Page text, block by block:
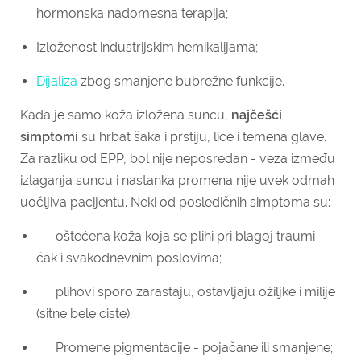
hormonska nadomesna terapija;
Izloženost industrijskim hemikalijama;
Dijaliza zbog smanjene bubrežne funkcije.
Kada je samo koža izložena suncu, najčešći
simptomi su hrbat šaka i prstiju, lice i temena glave.
Za razliku od EPP, bol nije neposredan - veza između
izlaganja suncu i nastanka promena nije uvek odmah
uočljiva pacijentu. Neki od posledičnih simptoma su:
oštećena koža koja se plihi pri blagoj traumi -
čak i svakodnevnim poslovima;
plihovi sporo zarastaju, ostavljaju ožiljke i milije
(sitne bele ciste);
Promene pigmentacije - pojačane ili smanjene;